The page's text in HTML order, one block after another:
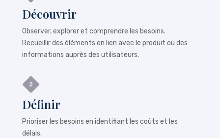
Découvrir
Observer, explorer et comprendre les besoins.
Recueillir des éléments en lien avec le produit ou des
informations auprès des utilisateurs.
Définir
Prioriser les besoins en identifiant les coûts et les
délais.